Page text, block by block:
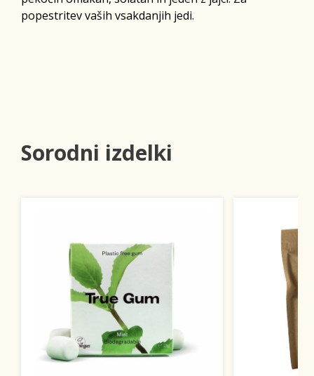
popestritev vaših vsakdanjih jedi.
Sorodni izdelki